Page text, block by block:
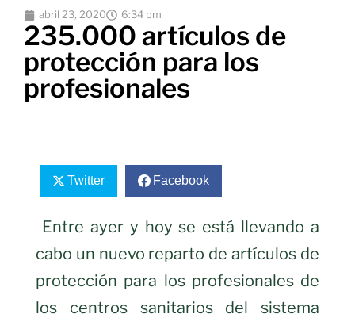
abril 23, 2020 6:34 pm
235.000 artículos de
protección para los
profesionales
Twitter Facebook
Entre ayer y hoy se está llevando a
cabo un nuevo reparto de artículos de
protección para los profesionales de
los centros sanitarios del sistema